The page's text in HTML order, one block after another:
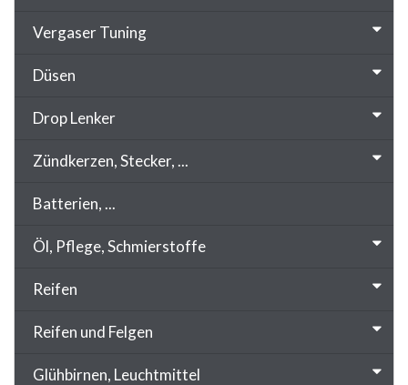
Vergaser Tuning
Düsen
Drop Lenker
Zündkerzen, Stecker, ...
Batterien, ...
Öl, Pflege, Schmierstoffe
Reifen
Reifen und Felgen
Glühbirnen, Leuchtmittel